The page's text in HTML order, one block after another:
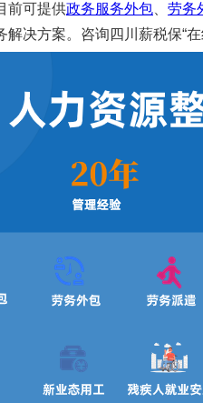
前可提供政务服务外包 劳务
解决方案。咨询四川薪税保“